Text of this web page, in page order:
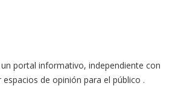
portal informativo, independiente con
de opinión para el público .